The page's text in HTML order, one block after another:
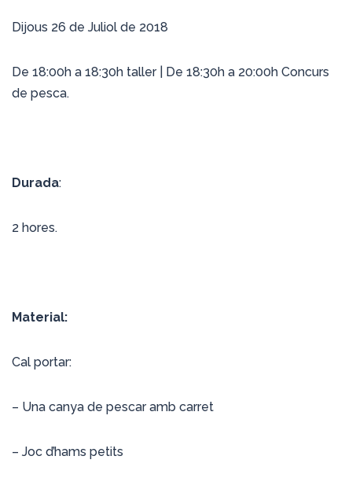
Dijous 26 de Juliol de 2018
De 18:00h a 18:30h taller | De 18:30h a 20:00h Concurs
de pesca.
Durada:
2 hores.
Material:
Cal portar:
– Una canya de pescar amb carret
– Joc d’hams petits